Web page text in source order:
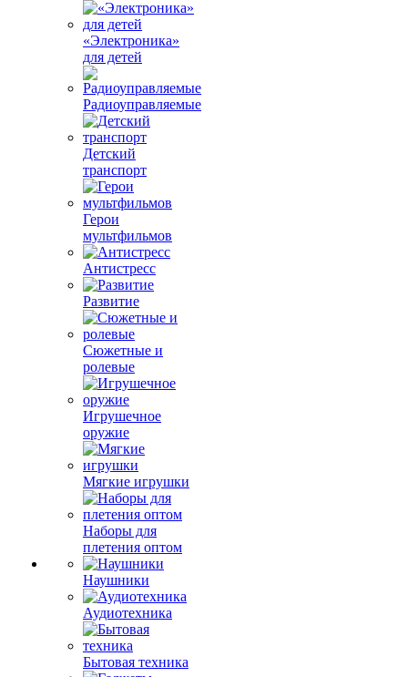
«Электроника»
для детей
Радиоуправляемые
Детский
транспорт
Герои
мультфильмов
Антистресс
Развитие
Сюжетные и
ролевые
Игрушечное
оружие
Мягкие игрушки
Наборы для
плетения оптом
Наушники
Аудиотехника
Бытовая техника